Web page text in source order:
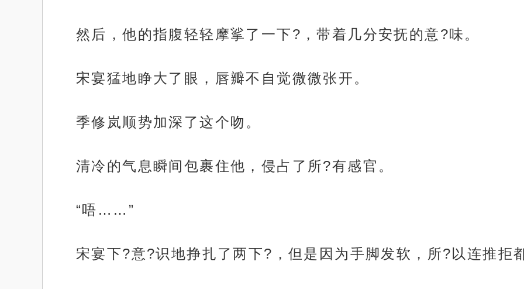
然后，他的指腹轻轻摩挲了一下?，带着几分安抚的意?味。
宋宴猛地睁大了眼，唇瓣不自觉微微张开。
季修岚顺势加深了这个吻。
清冷的气息瞬间包裹住他，侵占了所?有感官。
“唔……”
宋宴下?意?识地挣扎了两下?，但是因为手脚发软，所?以连推拒